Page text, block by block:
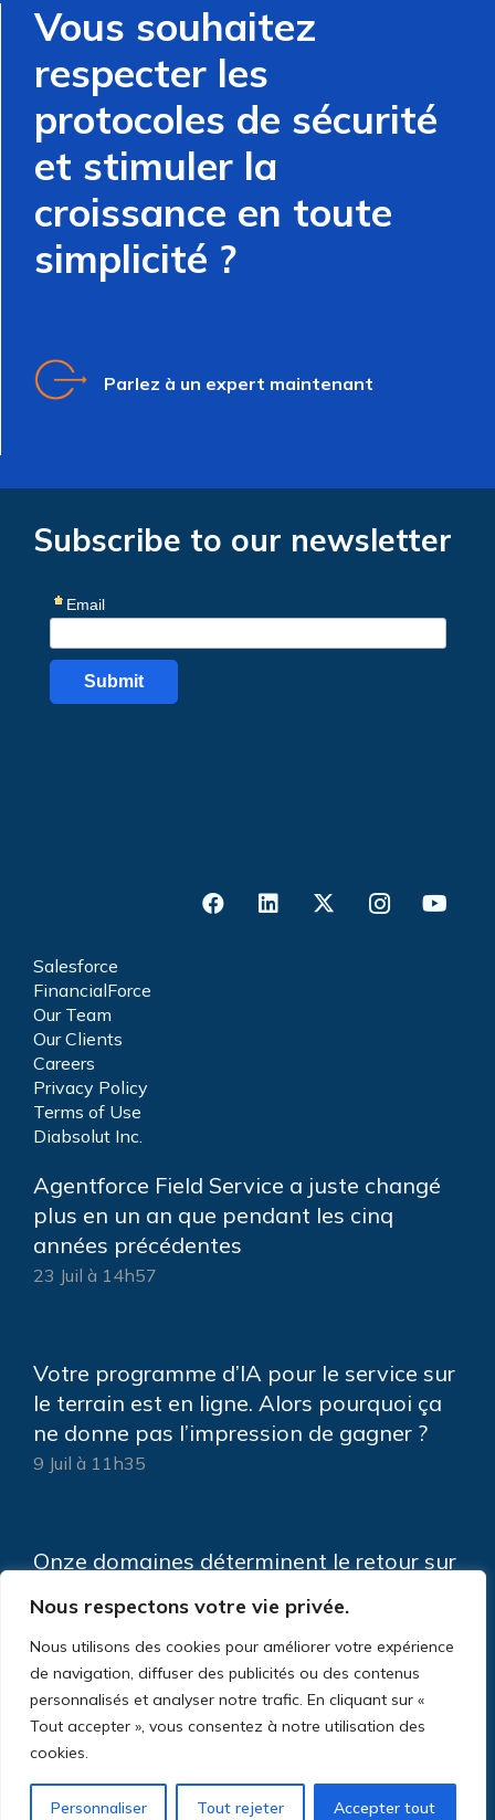
Nous respectons votre vie privée.
Nous utilisons des cookies pour améliorer votre expérience
de navigation, diffuser des publicités ou des contenus
personnalisés et analyser notre trafic. En cliquant sur «
Tout accepter », vous consentez à notre utilisation des
cookies.
Personnaliser Tout rejeter Accepter tout
Vous souhaitez
respecter les
protocoles de sécurité
et stimuler la
croissance en toute
simplicité ?
Parlez à un expert maintenant
Subscribe to our newsletter
Salesforce
FinancialForce
Our Team
Our Clients
Careers
Privacy Policy
Terms of Use
Diabsolut Inc.
Agentforce Field Service a juste changé
plus en un an que pendant les cinq
années précédentes
23 Juil à 14h57
Votre programme d’IA pour le service sur
le terrain est en ligne. Alors pourquoi ça
ne donne pas l’impression de gagner ?
9 Juil à 11h35
Onze domaines déterminent le retour sur
le terrain
5 Juin à 9h11